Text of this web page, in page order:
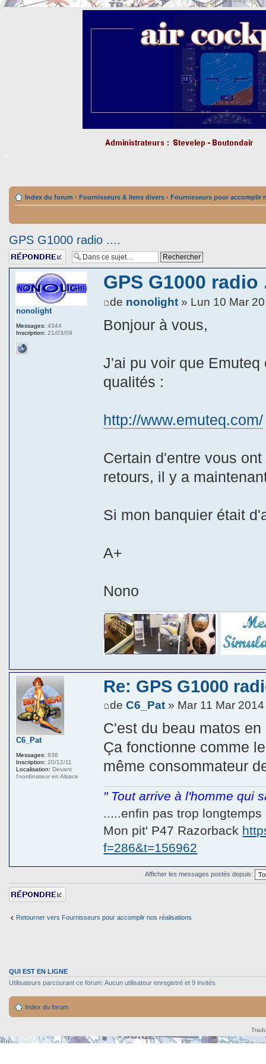
Index du forum ‹ Fournisseurs & liens divers ‹ Fournisseurs pour accomplir
GPS G1000 radio ....
Répondre
GPS G1000 radio
de nonolight » Lun 10 Mar
Bonjour à vous,
J'ai pu voir que
qualités :
http://www.emuteq.com/
Certain d'entre vous
retours, il y a
Si mon banquier était
A+
Nono
nonolight
Messages: 4344
Inscription: 21/03/09
Re: GPS G1000
deC6_Pat » Mar 11 Mar
C'est du beau matos
Ça fonctionne comme
même consommateur
" Tout arrive à l'homme qui
.....enfin pas trop
Mon pit' P47 Razorback
f=286&t=156962
C6_Pat
Messages: 836
Inscription: 20/12/11
Localisation: Devant
l'nordinateur en Alsace
Afficher les messages postés depuis:
Répondre
Retourner vers Fournisseurs pour accomplir nos réalisations
QUI EST EN LIGNE
Utilisateurs parcourant ce forum: Aucun utilisateur enregistré et 9 invités
Index du forum